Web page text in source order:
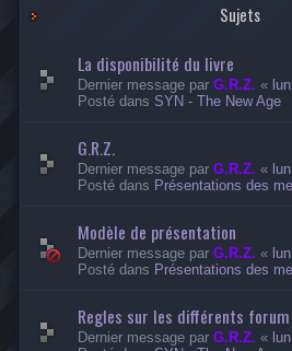
Sujets
La disponibilité du livre
Dernier message par G.R.Z. «
Posté dans SYN - The New Age
G.R.Z.
Dernier message par G.R.Z. «
Posté dans Présentations des
Modèle de présentation
Dernier message par G.R.Z. «
Posté dans Présentations des
Regles sur les différents
Dernier message par G.R.Z. «